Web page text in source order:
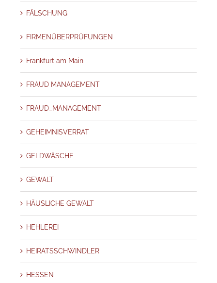
FÄLSCHUNG
FIRMENÜBERPRÜFUNGEN
Frankfurt am Main
FRAUD MANAGEMENT
FRAUD_MANAGEMENT
GEHEIMNISVERRAT
GELDWÄSCHE
GEWALT
HÄUSLICHE GEWALT
HEHLEREI
HEIRATSSCHWINDLER
HESSEN